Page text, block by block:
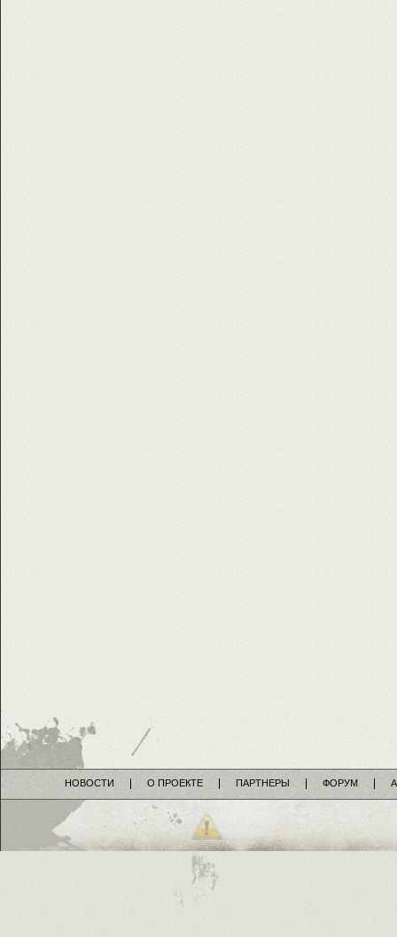
НОВОСТИ О ПРОЕКТЕ ПАРТНЕРЫ ФОРУМ